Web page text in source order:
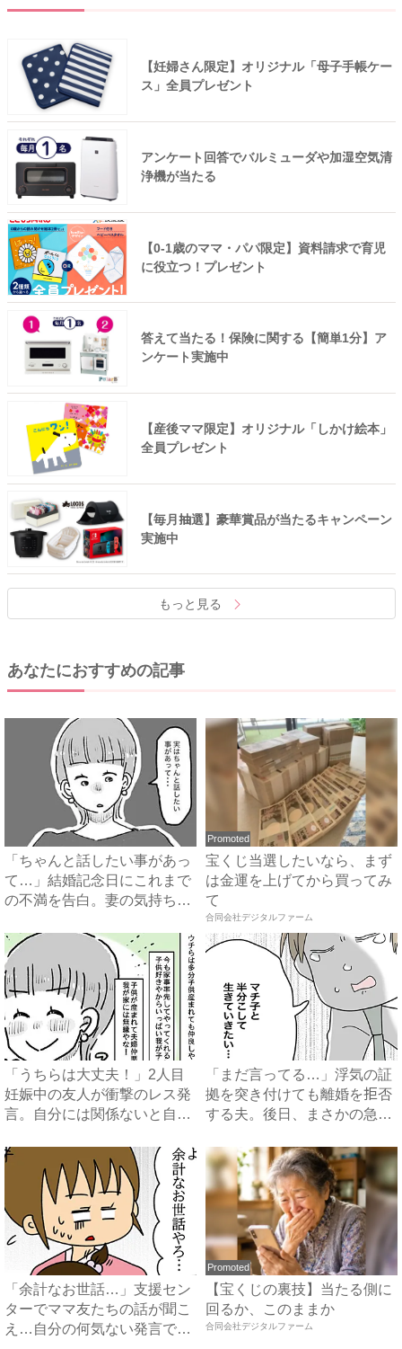
【妊婦さん限定】オリジナル「母子手帳ケー
ス」全員プレゼント
アンケート回答でバルミューダや加湿空気清
浄機が当たる
【0-1歳のママ・パパ限定】資料請求で育児
に役立つ！プレゼント
答えて当たる！保険に関する【簡単1分】ア
ンケート実施中
【産後ママ限定】オリジナル「しかけ絵本」
全員プレゼント
【毎月抽選】豪華賞品が当たるキャンペーン
実施中
もっと見る
あなたにおすすめの記事
「ちゃんと話したい事があっ
て…」結婚記念日にこれまで
の不満を告白。妻の気持ち
Promoted
宝くじ当選したいなら、まず
は金運を上げてから買ってみ
て
合同会社デジタルファーム
「うちらは大丈夫！」2人目
妊娠中の友人が衝撃のレス発
言。自分には関係ないと自信
「まだ言ってる…」浮気の証
拠を突き付けても離婚を拒否
する夫。後日、まさかの急展
「余計なお世話…」支援セン
ターでママ友たちの話が聞こ
え…自分の何気ない発言で怒
Promoted
【宝くじの裏技】当たる側に
回るか、このままか
合同会社デジタルファーム